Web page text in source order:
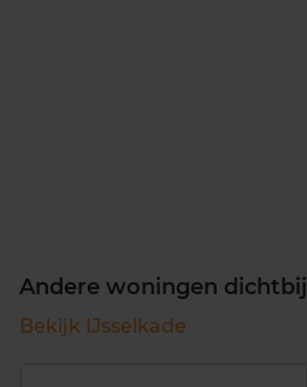
Andere woningen dichtbij
Bekijk IJsselkade